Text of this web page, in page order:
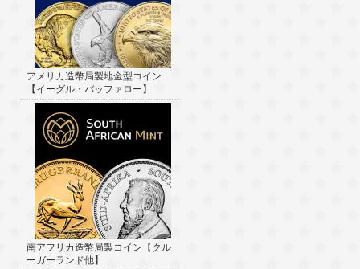
アメリカ造幣局製地金型コイン
【イーグル・バッファロー】
南アフリカ造幣局製コイン【クル
ーガーランド他】